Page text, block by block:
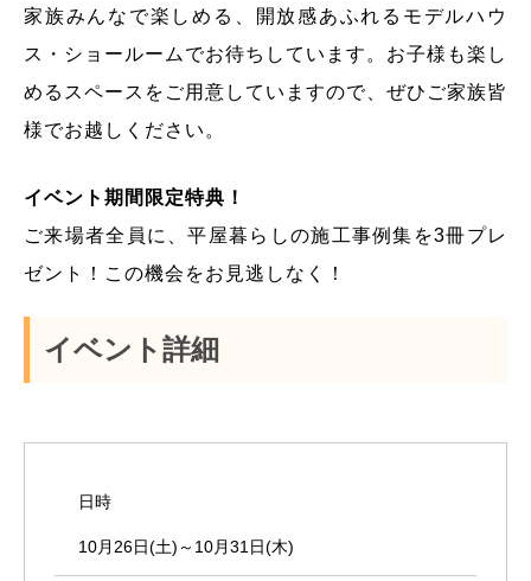
家族みんなで楽しめる、開放感あふれるモデルハウ
ス・ショールームでお待ちしています。お子様も楽し
めるスペースをご用意していますので、ぜひご家族皆
様でお越しください。
イベント期間限定特典！
ご来場者全員に、平屋暮らしの施工事例集を3冊プレ
ゼント！この機会をお見逃しなく！
イベント詳細
日時
10月26日(土)～10月31日(木)